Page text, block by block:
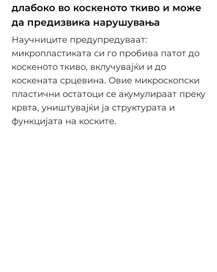
длабоко во коскеното ткиво и може
да предизвика нарушувања
Научниците предупредуваат:
микропластиката си го пробива патот до
коскеното ткиво, вклучувајќи и до
коскената срцевина. Овие микроскопски
пластични остатоци се акумулираат преку
крвта, уништувајќи ја структурата и
функцијата на коските.